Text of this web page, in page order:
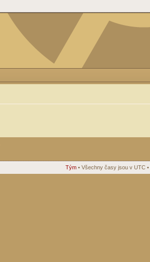
Tým • Všechny časy jsou v UTC •